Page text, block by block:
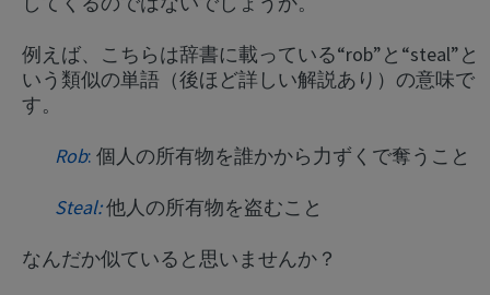
例えば、こちらは辞書に載っている“rob”と“steal”と
いう類似の単語（後ほど詳しい解説あり）の意味で
す。
Rob: 個人の所有物を誰かから力ずくで奪うこと
Steal:他人の所有物を盗むこと
なんだか似ていると思いませんか？